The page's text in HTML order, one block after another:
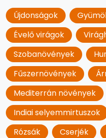
Újdonságok
Évelő virágok
Szobanövények
Fűszernövények
Mediterrán növények
Indiai selyemmirtuszok
Rózsák
Cserjék